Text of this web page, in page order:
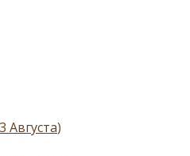
Августа)